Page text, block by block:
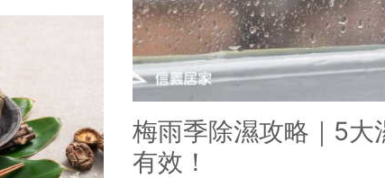
局部修繕
局部裝修
生活金融 產物保險
梅雨季除濕攻略｜5大
有效！